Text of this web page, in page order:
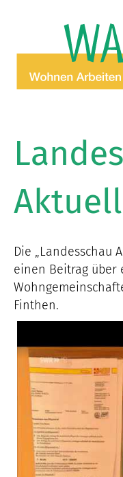
Aktuell
Die „Landesschau
einen Beitrag über
Finthen.